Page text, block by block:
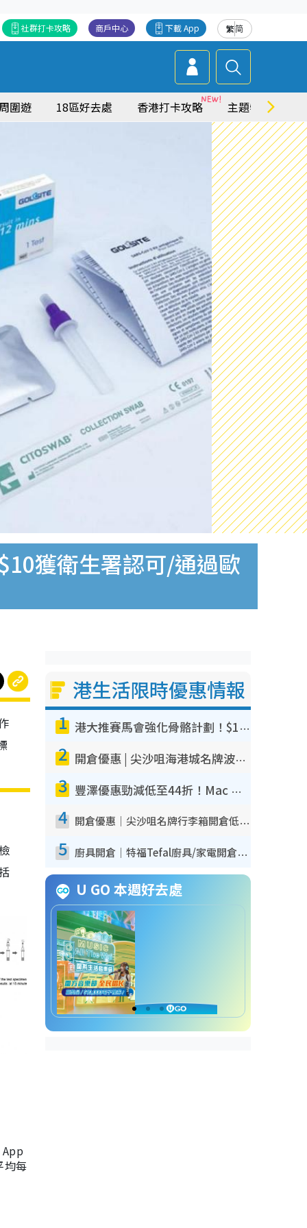
繁简
下載 App
商戶中心
社群打卡攻略
圍遊 18區好去處 香港打卡攻略 主題特集
獲衛生署認可/通過歐
均每
港生活限時優惠情報
1 港大推賽馬會強化骨骼計劃！$100骨質密度X光檢查 完成免費運動訓練送超市禮券！附參加資格
2 開倉優惠 | 尖沙咀海港城名牌波鞋開倉低至1折！On鞋$899起／Joy&Peace鞋履$98起
3 豐澤優惠勁減低至44折！Mac mini/iPhone17Pro大減價！廚房家電$220起
4 開倉優惠｜尖沙咀名牌行李箱開倉低至4折！一連5日 American Tourister/ace./Hallmark $200起！
5 廚具開倉｜特福Tefal廚具/家電開倉低至3折！$220起買平底鍋/炒鑊/湯煲！電飯煲/吸塵機/燙斗$418起
U GO 本週好去處